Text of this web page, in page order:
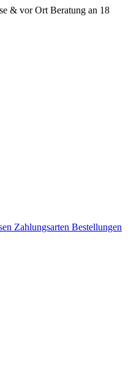
& vor Ort Beratung an 18
Zahlungsarten Bestellungen